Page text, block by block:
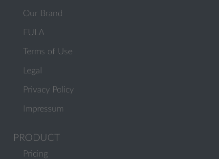
Our Brand
EULA
Terms of Use
Legal
Privacy Policy
Impressum
PRODUCT
Pricing